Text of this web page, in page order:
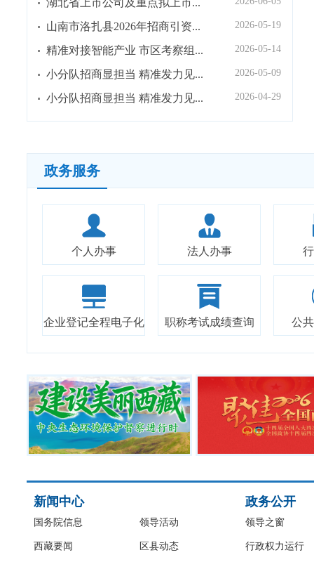
湖北省上市公司及重点拟上市...
山南市洛扎县2026年招商引资... 2026-05-19
精准对接智能产业 市区考察组... 2026-05-14
小分队招商显担当 精准发力见... 2026-05-09
小分队招商显担当 精准发力见... 2026-04-29
政务服务
个人办事 法人办事
企业登记全程电子化 职称考试成绩查询 公
新闻中心
国务院信息
西藏要闻
领导活动
区县动态
政务公开
领导之窗
行政权力运行